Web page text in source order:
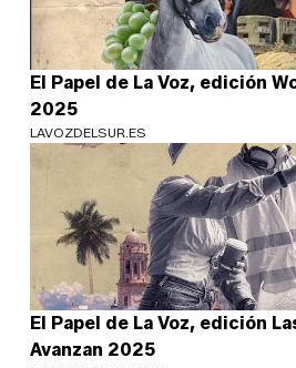
El Papel de La Voz, edición
2025
LAVOZDELSUR.ES
El Papel de La Voz, edición
Avanzan 2025